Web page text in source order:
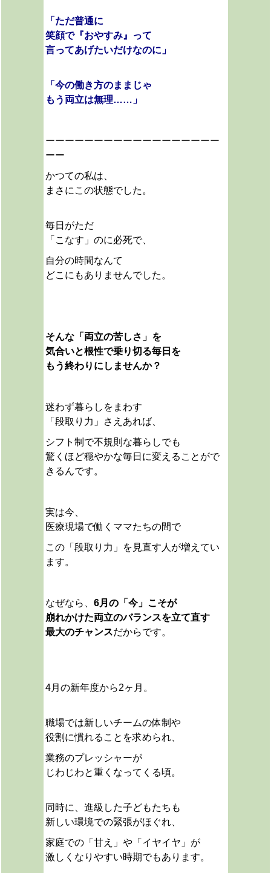
「ただ普通に
笑顔で『おやすみ』って
言ってあげたいだけなのに」
「今の働き方のままじゃ
もう両立は無理……」
ーーーーーーーーーーーーーーーーーー
ーー
かつての私は、
まさにこの状態でした。
毎日がただ
「こなす」のに必死で、
自分の時間なんて
どこにもありませんでした。
そんな「両立の苦しさ」を
気合いと根性で乗り切る毎日を
もう終わりにしませんか？
迷わず暮らしをまわす
「段取り力」さえあれば、
シフト制で不規則な暮らしでも
驚くほど穏やかな毎日に変えることがで
きるんです。
実は今、
医療現場で働くママたちの間で
この「段取り力」を見直す人が増えてい
ます。
なぜなら、 6月の「今」こそが
崩れかけた両立のバランスを立て直す
最大のチャンスだからです。
4月の新年度から2ヶ月。
職場では新しいチームの体制や
役割に慣れることを求められ、
業務のプレッシャーが
じわじわと重くなってくる頃。
同時に、進級した子どもたちも
新しい環境での緊張がほぐれ、
家庭での「甘え」や「イヤイヤ」が
激しくなりやすい時期でもあります。